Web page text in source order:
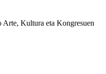
Kultura eta Kongresuen